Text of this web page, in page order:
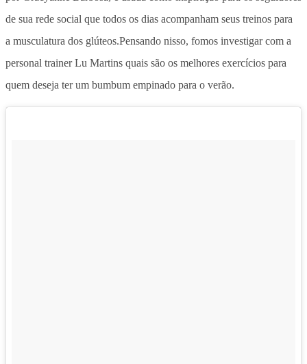
de sua rede social que todos os dias acompanham seus treinos para
a musculatura dos glúteos.Pensando nisso, fomos investigar com a
personal trainer Lu Martins quais são os melhores exercícios para
quem deseja ter um bumbum empinado para o verão.